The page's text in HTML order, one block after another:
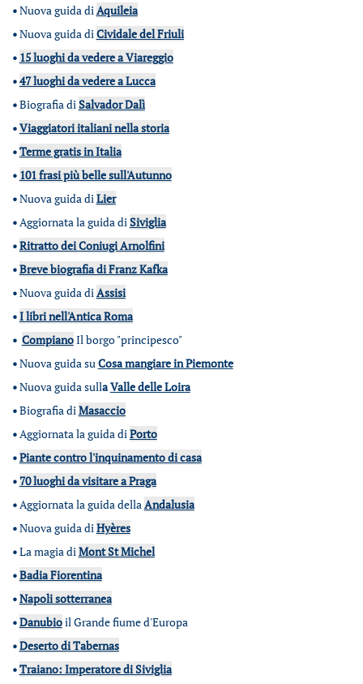
•Nuova guida diAquileia
•Nuova guida diCividale del Friuli
• 15 luoghi da vedere a Viareggio
•47 luoghi da vedere a Lucca
•Biografia diSalvador Dalì
•Viaggiatori italiani nella storia
•Terme gratis in Italia
• 101 frasi più belle sull'Autunno
•Nuova guida diLier
•Aggiornata la guida diSiviglia
•Ritratto dei Coniugi Arnolfini
•Breve biografia di Franz Kafka
•Nuova guida diAssisi
•I libri nell'Antica Roma
• CompianoIl borgo "principesco"
•Nuova guida suCosa mangiare in Piemonte
•Nuova guida sullaValle delle Loira
•Biografia diMasaccio
•Aggiornata la guida diPorto
•Piante contro l'inquinamento di casa
• 70 luoghi da visitare a Praga
•Aggiornata la guida dellaAndalusia
•Nuova guida diHyères
•La magia diMont St Michel
•Badia Fiorentina
•Napoli sotterranea
•Danubioil Grande fiume d'Europa
•Deserto di Tabernas
•Traiano: Imperatore di Siviglia